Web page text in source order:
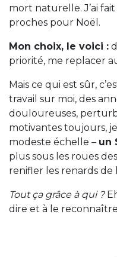
mort naturelle. J’ai
proches pour Noël.
Mon choix, le voici :
priorité, me replacer
Mais ce qui est sûr,
travail sur moi, des
douloureuses,
motivantes toujours,
modeste échelle – un
plus sous les roues
renifler les renards de
Tout ça grâce à qui ?
dire et à le